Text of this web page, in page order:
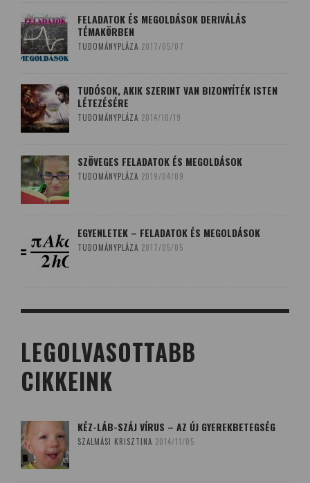
FELADATOK ÉS MEGOLDÁSOK DERIVÁLÁS
TÉMAKÖRBEN
TUDOMÁNYPLÁZA 2017/05/07
TUDÓSOK, AKIK SZERINT VAN BIZONYÍTÉK ISTEN
LÉTEZÉSÉRE
TUDOMÁNYPLÁZA 2014/10/19
SZÖVEGES FELADATOK ÉS MEGOLDÁSOK
TUDOMÁNYPLÁZA 2019/04/09
EGYENLETEK – FELADATOK ÉS MEGOLDÁSOK
TUDOMÁNYPLÁZA 2017/05/05
LEGOLVASOTTABB
CIKKEINK
KÉZ-LÁB-SZÁJ VÍRUS – AZ ÚJ GYEREKBETEGSÉG
SZALMÁSI KRISZTINA 2014/11/05